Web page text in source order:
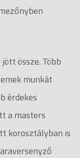
össze. Több
munkát
érdekes
a masters
korosztályban is